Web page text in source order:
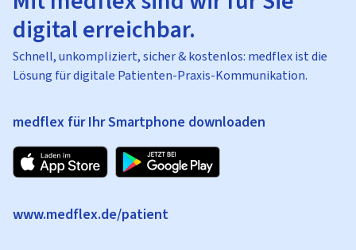
digital erreichbar.
Schnell, unkompliziert, sicher & kostenlos: medflex ist die
Lösung für digitale Patienten-Praxis-Kommunikation.
medflex für Ihr Smartphone downloaden
www.medflex.de/patient